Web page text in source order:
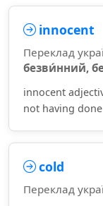
innocent
Переклад
безви́нний,
innocent
not having
cold
Переклад